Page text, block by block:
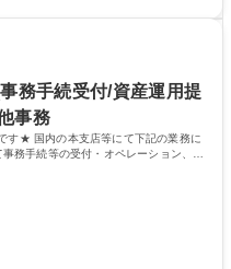
相談対応 ・その他日常の総務
務手続受付/資産運用提
事務
す★ 国内の本支店等にて下記の業務に
務手続等の受付・オペレーション、お